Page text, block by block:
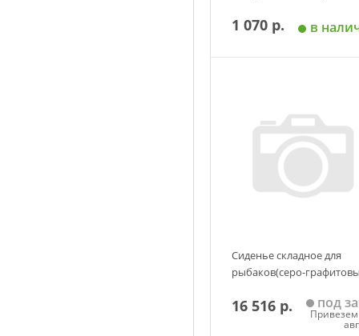
1 070 р. в
Сиденье складное для
рыбаков(серо-
16 516 р. под
Привезем